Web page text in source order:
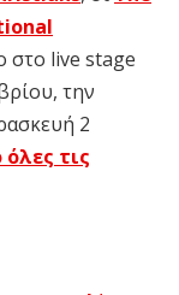
στο live stage
την
2
τις